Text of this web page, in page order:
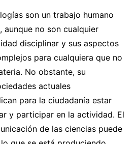
son un trabajo humano
no son cualquier
disciplinar y sus aspectos
para cualquiera que no
No obstante, su
actuales
para la ciudadanía estar
y participar en la actividad. El
de las ciencias puede